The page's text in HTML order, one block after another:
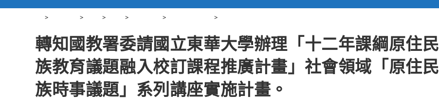
> > > > > >
轉知國教署委請國立東華大學辦理「十二年課綱原住民
族教育議題融入校訂課程推廣計畫」社會領域「原住民
族時事議題」系列講座實施計畫。